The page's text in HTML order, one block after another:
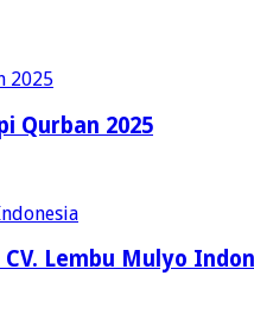
Qurban 2025
Lembu Mulyo